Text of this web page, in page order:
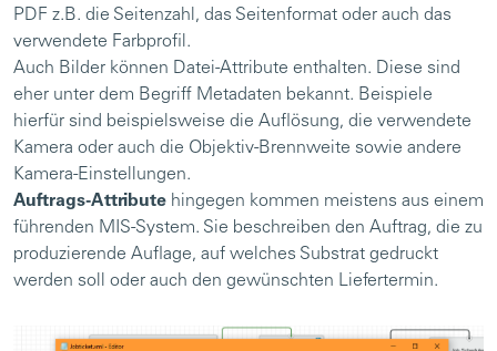
PDF z.B. die Seitenzahl, das Seitenformat oder auch das
verwendete Farbprofil.
Auch Bilder können Datei-Attribute enthalten. Diese sind
eher unter dem Begriff Metadaten bekannt. Beispiele
hierfür sind beispielsweise die Auflösung, die verwendete
Kamera oder auch die Objektiv-Brennweite sowie andere
Kamera-Einstellungen.
Auftrags-Attribute hingegen kommen meistens aus einem
führenden MIS-System. Sie beschreiben den Auftrag, die zu
produzierende Auflage, auf welches Substrat gedruckt
werden soll oder auch den gewünschten Liefertermin.